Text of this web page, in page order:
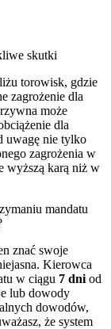
skutki
torowisk, gdzie
zagrożenie dla
może
dla
uwagę nie tylko
zagrożenia w
wyższą karą niż w
mandatu
znać swoje
Kierowca
w ciągu 7 dni od
lub dowody
dowodów,
że system